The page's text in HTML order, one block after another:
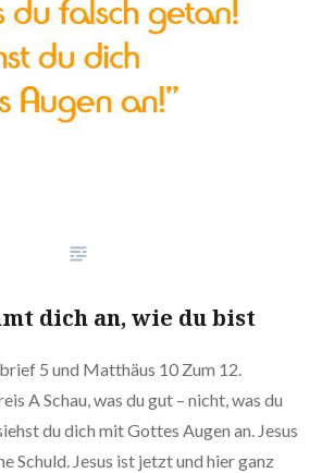
dich an, wie du bist
5 und Matthäus 10 Zum 12.
A Schau, was du gut – nicht, was du
du dich mit Gottes Augen an. Jesus
Schuld. Jesus ist jetzt und hier ganz